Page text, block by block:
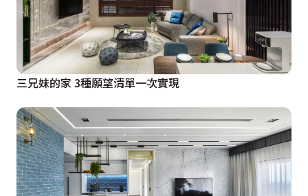
三兄妹的家 3種願望清單一次實現